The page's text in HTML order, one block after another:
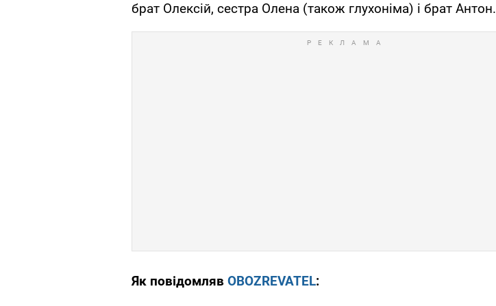
брат Олексій, сестра Олена (також глухоніма) і брат Антон.
Як повідомляв OBOZREVATEL: